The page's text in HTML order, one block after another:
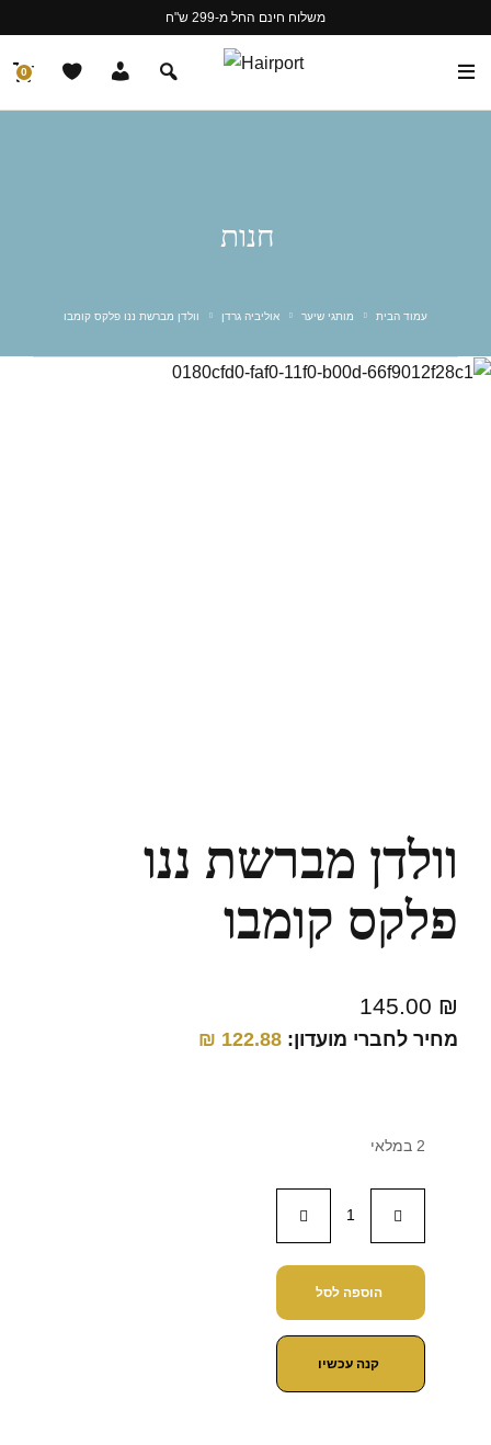
משלוח חינם החל מ-299 ש"ח
0
חנות
עמוד הבית מותגי שיער אוליביה גרדן וולדן מברשת ננו פלקס קומבו
וולדן מברשת ננו
פלקס קומבו
145.00 ₪
מחיר לחברי מועדון: 122.88
₪
2 במלאי
הוספה לסל
קנה עכשיו